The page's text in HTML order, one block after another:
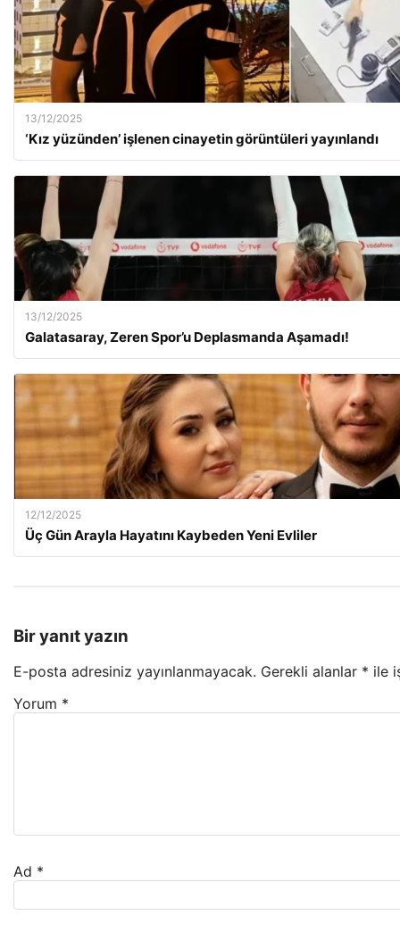
13/12/2025
‘Kız yüzünden’ işlenen cinayetin görüntüleri yayınlandı
13/12/2025
Galatasaray, Zeren Spor’u Deplasmanda Aşamadı!
12/12/2025
Üç Gün Arayla Hayatını Kaybeden Yeni Evliler
Bir yanıt yazın
E-posta adresiniz yayınlanmayacak. Gerekli alanlar * ile
Yorum *
Ad *